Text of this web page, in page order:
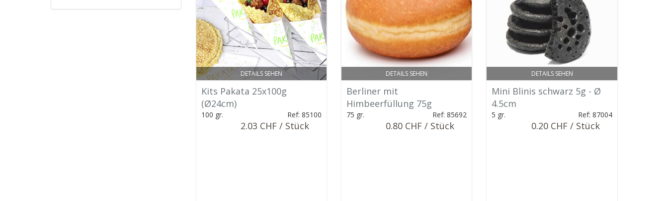
DETAILS SEHEN
Kits Pakata 25x100g
(Ø24cm)
100 gr. Ref: 85100
2.03 CHF / Stück
DETAILS SEHEN
Berliner mit
Himbeerfüllung 75g
75 gr. Ref: 85692
0.80 CHF / Stück
DETAILS SEHEN
Mini Blinis schwarz 5g - Ø
4.5cm
5 gr. Ref: 87004
0.20 CHF / Stück